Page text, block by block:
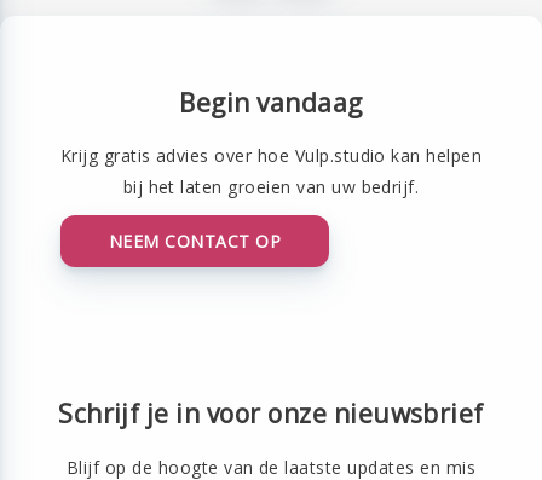
Begin vandaag
Krijg gratis advies over hoe Vulp.studio kan helpen
bij het laten groeien van uw bedrijf.
NEEM CONTACT OP
Schrijf je in voor onze nieuwsbrief
Blijf op de hoogte van de laatste updates en mis